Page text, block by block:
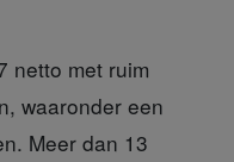
netto met ruim
waaronder een
Meer dan 13